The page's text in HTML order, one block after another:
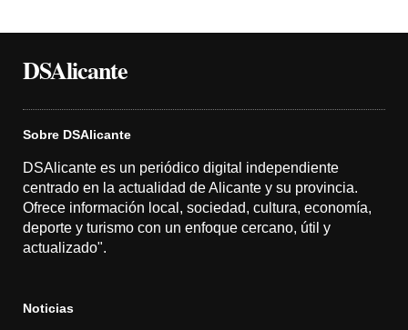
DSAlicante
Sobre DSAlicante
DSAlicante es un periódico digital independiente
centrado en la actualidad de Alicante y su provincia.
Ofrece información local, sociedad, cultura, economía,
deporte y turismo con un enfoque cercano, útil y
actualizado".
Noticias